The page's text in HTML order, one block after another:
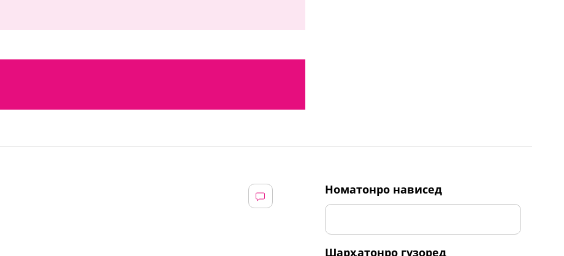
номатонро нависед
шарҳатонро гузоред